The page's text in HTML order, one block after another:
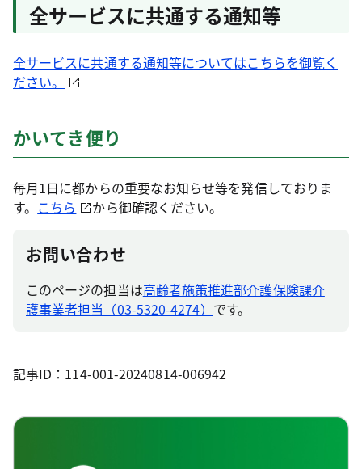
全サービスに共通する通知等
全サービスに共通する通知等についてはこちらを御覧く
ださい。
かいてき便り
毎月1日に都からの重要なお知らせ等を発信しておりま
す。 こちら から御確認ください。
お問い合わせ
このページの担当は高齢者施策推進部介護保険課介
護事業者担当（03-5320-4274） です。
記事ID：114-001-20240814-006942